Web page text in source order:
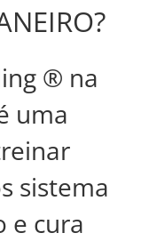
® na
uma
sistema
e cura